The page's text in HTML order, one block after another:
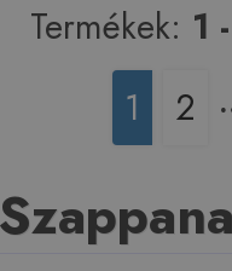
Termékek: 1
1
2